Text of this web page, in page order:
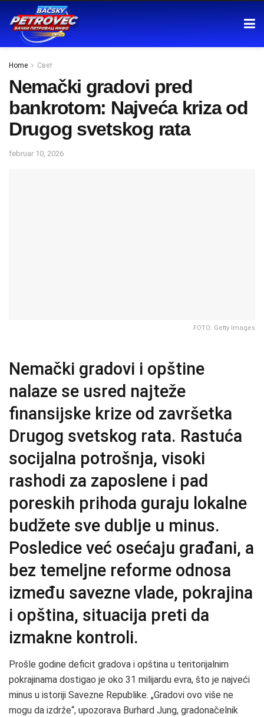
Home Свет
Nemački gradovi pred
bankrotom: Najveća kriza od
Drugog svetskog rata
februar 10, 2026
FOTO: Getty Images
Nemački gradovi i opštine
nalaze se usred najteže
finansijske krize od završetka
Drugog svetskog rata. Rastuća
socijalna potrošnja, visoki
rashodi za zaposlene i pad
poreskih prihoda guraju lokalne
budžete sve dublje u minus.
Posledice već osećaju građani, a
bez temeljne reforme odnosa
između savezne vlade, pokrajina
i opština, situacija preti da
izmakne kontroli.
Prošle godine deficit gradova i opština u teritorijalnim
pokrajinama dostigao je oko 31 milijardu evra, što je najveći
minus u istoriji Savezne Republike. „Gradovi ovo više ne
mogu da izdrže“, upozorava Burhard Jung, gradonačelnik